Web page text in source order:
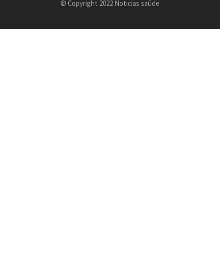
© Copyright 2022 Noticias saúde